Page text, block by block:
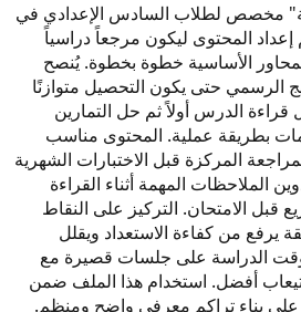
مخصص لطلاب السادس الإعدادي في
لسنة 2027. تم إعداد المحتوى ليكون مرجعاً دراسياً
الأساسية خطوة بخطوة. يُنصح
الرسمي حتى يكون التحصيل متوازنًا
الدرس أولاً ثم حل التمارين
بطريقة عملية. المحتوى مناسب
المركزة قبل الاختبارات الشهرية
الملاحظات المهمة أثناء القراءة
الامتحان. التركيز على النقاط
يرفع من كفاءة الاستعداد ويقلل
وقت الدراسة على جلسات قصيرة مع
أفضل. استخدام هذا الملف ضمن
على بناء تراكم معرفي واضح ومنظم.